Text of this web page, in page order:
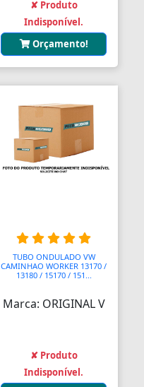
✘ Produto
Indisponível.
Orçamento!
TUBO ONDULADO VW
CAMINHAO WORKER 13170 /
13180 / 15170 / 151...
Marca: ORIGINAL V
✘ Produto
Indisponível.